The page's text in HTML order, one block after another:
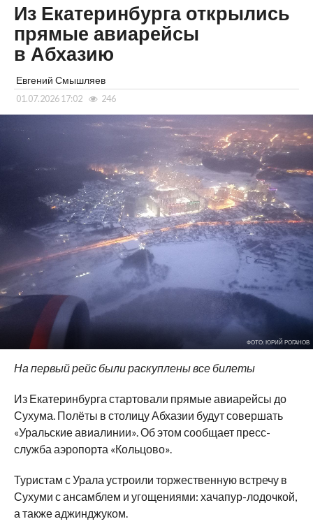
Из Екатеринбурга открылись
прямые авиарейсы
в Абхазию
Евгений Смышляев
01.07.2026 17:02 246
ФОТО: ЮРИЙ РОГАНОВ
На первый рейс были раскуплены все билеты
Из Екатеринбурга стартовали прямые авиарейсы до
Сухума. Полёты в столицу Абхазии будут совершать
«Уральские авиалинии». Об этом сообщает пресс-
служба аэропорта «Кольцово».
Туристам с Урала устроили торжественную встречу в
Сухуми с ансамблем и угощениями: хачапур-лодочкой,
а также аджинджуком.